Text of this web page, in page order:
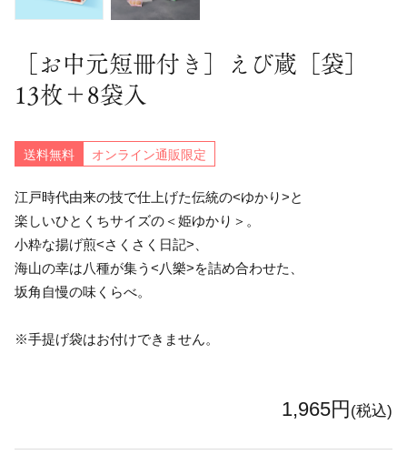
［お中元短冊付き］えび蔵［袋］
13枚＋8袋入
送料無料 オンライン通販限定
江戸時代由来の技で仕上げた伝統の<ゆかり>と
楽しいひとくちサイズの＜姫ゆかり＞。
小粋な揚げ煎<さくさく日記>、
海山の幸は八種が集う<八樂>を詰め合わせた、
坂角自慢の味くらべ。
※手提げ袋はお付けできません。
1,965円 (税込)